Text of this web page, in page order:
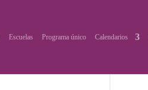
Escuelas Programa único Calendarios